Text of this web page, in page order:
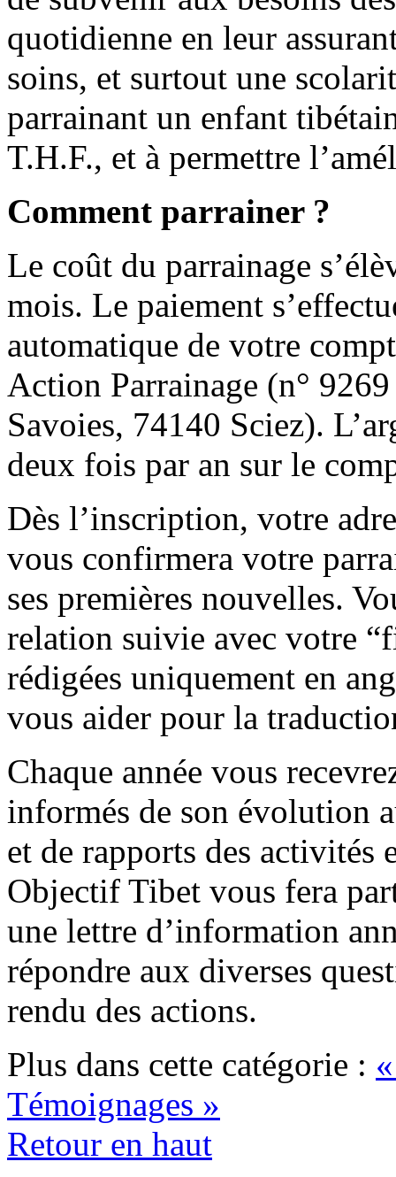
quotidienne en leur
soins, et surtout une
parrainant un enfant
T.H.F., et à permettre
Comment parrainer ?
Le coût du parrainage
mois. Le paiement
automatique de votre
Action Parrainage (n°
Savoies, 74140 Sciez).
deux fois par an sur le
Dès l’inscription, votre
vous confirmera votre
ses premières nouvelles.
relation suivie avec votre
rédigées uniquement en
vous aider pour la
Chaque année vous
informés de son évolution
et de rapports des activités
Objectif Tibet vous fera
une lettre d’information
répondre aux diverses
rendu des actions.
Plus dans cette catégorie :
Témoignages »
Retour en haut